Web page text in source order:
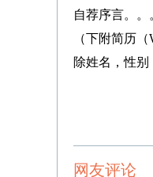
自荐序言。。
（下附简历
除姓名，性别
网友评论